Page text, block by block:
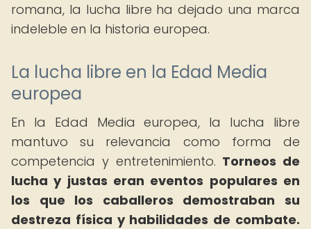
romana, la lucha libre ha dejado una marca
indeleble en la historia europea.
La lucha libre en la Edad Media
europea
En la Edad Media europea, la lucha libre
mantuvo su relevancia como forma de
competencia y entretenimiento. Torneos de
lucha y justas eran eventos populares en
los que los caballeros demostraban su
destreza física y habilidades de combate.